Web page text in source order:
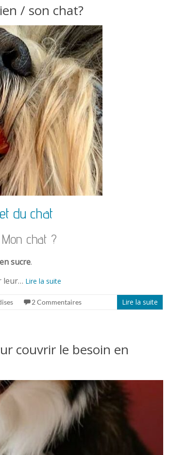
/ son chat?
du chat
chat ?
sucre.
leur… Lire la suite
2 Commentaires Lire la suite
couvrir le besoin en